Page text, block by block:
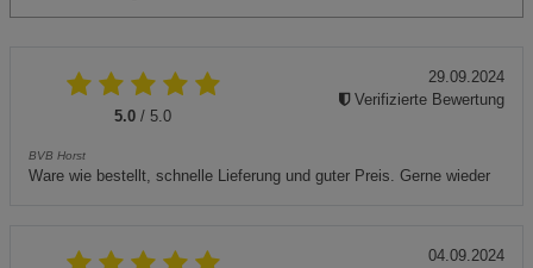
5.0 / 5.0
BVB Horst
Ware wie bestellt, schnelle Lieferung und guter Preis. Gerne wieder
29.09.2024
Verifizierte Bewertung
04.09.2024